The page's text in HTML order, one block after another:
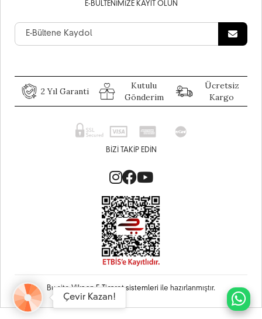
E-BÜLTENIMIZE KAYIT OLUN
2 Yıl Garanti
Kutulu
Gönderim
Ücretsiz
Kargo
BIZI TAKIP EDIN
Bu siteVikaon E-Ticaret sistemleri ile hazırlanmıştır.
Çevir Kazan!